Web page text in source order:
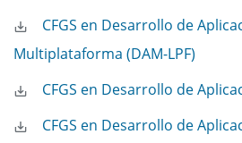
CFGS en Desarrollo de
Multiplataforma (DAM-LPF)
CFGS en Desarrollo de
CFGS en Desarrollo de